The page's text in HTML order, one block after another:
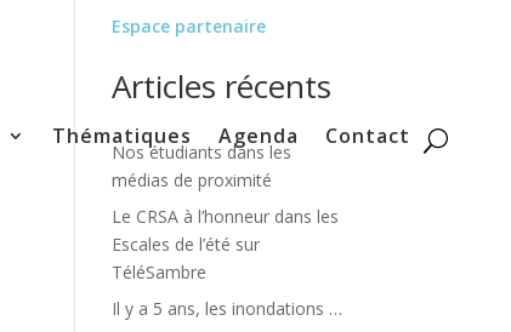
Espace partenaire
Thématiques Agenda Contact
Articles récents
Nos étudiants dans les
médias de proximité
Le CRSA à l’honneur dans les
Escales de l’été sur
TéléSambre
Il y a 5 ans, les inondations …